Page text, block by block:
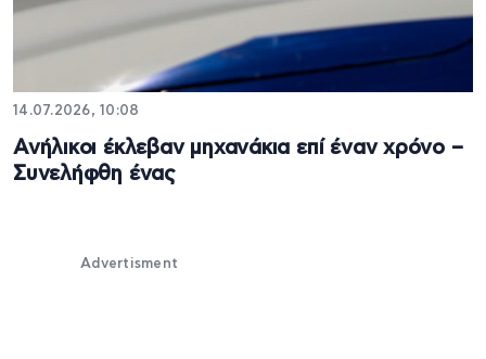
14.07.2026, 10:08
Ανήλικοι έκλεβαν μηχανάκια επί έναν χρόνο –
Συνελήφθη ένας
Advertisment